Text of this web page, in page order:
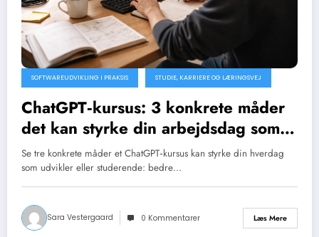
SOFTWAREUDVIKLING I PRAKSIS STUDIE, KARRIERE OG LÆRINGSVEJ
ChatGPT‑kursus: 3 konkrete måder
det kan styrke din arbejdsdag som
udvikler eller studerende
Se tre konkrete måder et ChatGPT‑kursus kan styrke din hverdag
som udvikler eller studerende: bedre…
Sara Vestergaard 0 Kommentarer Læs Mere